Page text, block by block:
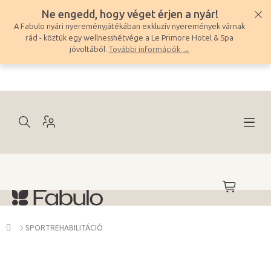
tartalomhoz
Ne engedd, hogy véget érjen a nyár!
A Fabulo nyári nyereményjátékában exkluzív nyeremények várnak
rád - köztük egy wellnesshétvége a Le Primore Hotel & Spa
jóvoltából. További információk →
KOSÁR
Kezdőlap
SPORTREHABILITÁCIÓ